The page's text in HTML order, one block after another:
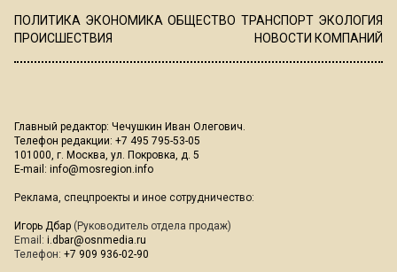
ПОЛИТИКА ЭКОНОМИКА ОБЩЕСТВО ТРАНСПОРТ ЭКОЛОГИЯ
ПРОИСШЕСТВИЯ
НОВОСТИ КОМПАНИЙ
Главный редактор: Чечушкин Иван Олегович.
Телефон редакции: +7 495 795-53-05
101000, г. Москва, ул. Покровка, д. 5
E-mail: info@mosregion.info
Реклама, спецпроекты и иное сотрудничество:
Игорь Дбар (Руководитель отдела продаж)
Email: i.dbar@osnmedia.ru
Телефон: +7 909 936-02-90